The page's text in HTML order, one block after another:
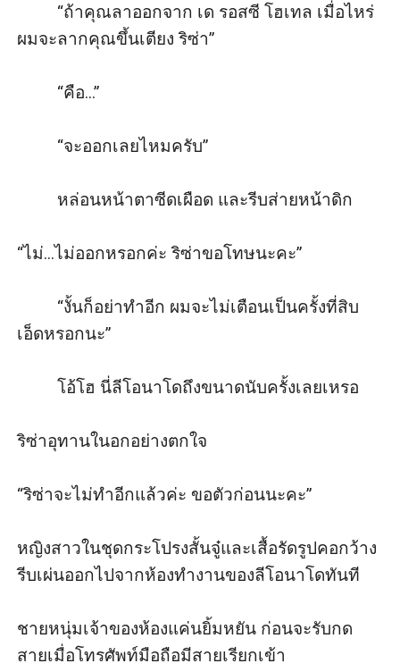
“ถ้าคุณลาออกจาก เด รอสซี โฮเทล เมื่อไหร่
ผมจะลากคุณขึ้นเตียง ริซ่า”
“คือ...”
“จะออกเลยไหมครับ”
หล่อนหน้าตาซีดเผือด และรีบส่ายหน้าดิก
“ไม่...ไม่ออกหรอกค่ะ ริซ่าขอโทษนะคะ”
“งั้นก็อย่าทำอีก ผมจะไม่เตือนเป็นครั้งที่สิบ
เอ็ดหรอกนะ”
โอ้โฮ นี่ลีโอนาโดถึงขนาดนับครั้งเลยเหรอ
ริซ่าอุทานในอกอย่างตกใจ
“ริซ่าจะไม่ทำอีกแล้วค่ะ ขอตัวก่อนนะคะ”
หญิงสาวในชุดกระโปรงสั้นจู๋และเสื้อรัดรูปคอกว้าง
รีบเผ่นออกไปจากห้องทำงานของลีโอนาโดทันที
ชายหนุ่มเจ้าของห้องแค่นยิ้มหยัน ก่อนจะรับกด
สายเมื่อโทรศัพท์มือถือมีสายเรียกเข้า